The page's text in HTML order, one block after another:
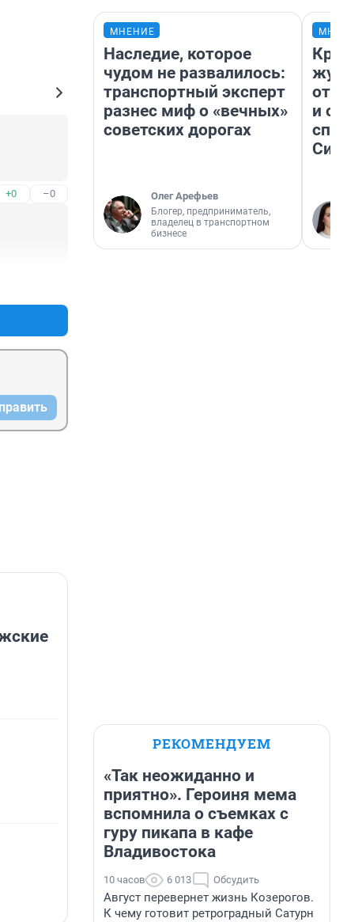
+0 –0
МНЕНИЕ
Наследие, которое
чудом не развалилось:
транспортный эксперт
разнес миф о «вечных»
советских дорогах
Олег Арефьев
Блогер, предприниматель,
владелец в транспортном
бизнесе
и
РЕКОМЕНДУЕМ
«Так неожиданно и
приятно». Героиня мема
вспомнила о съемках с
гуру пикапа в кафе
Владивостока
10 часов 6 013 Обсудить
Август перевернет жизнь Козерогов.
К чему готовит ретроградный Сатурн